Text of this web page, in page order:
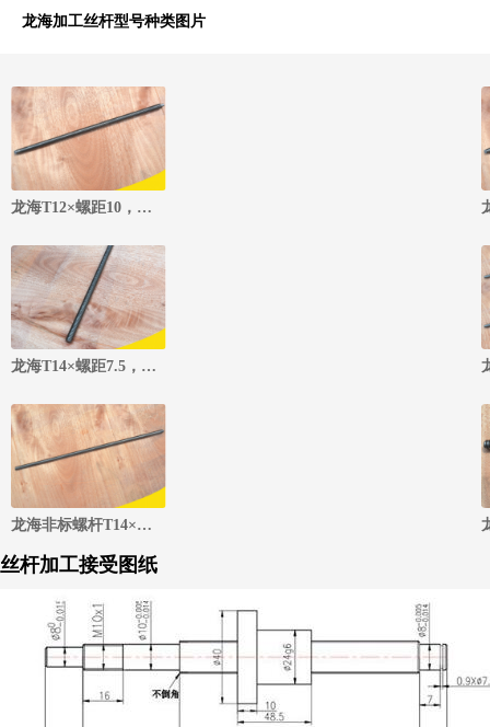
龙海加工丝杆型号种类图片
龙海T12×螺距10，四头丝杆（#20钢）
龙海T14×螺距7.5，三头梯形丝杆（#45钢）
龙海非标螺杆T14×螺距12，三头（#20钢）
丝杆加工接受图纸